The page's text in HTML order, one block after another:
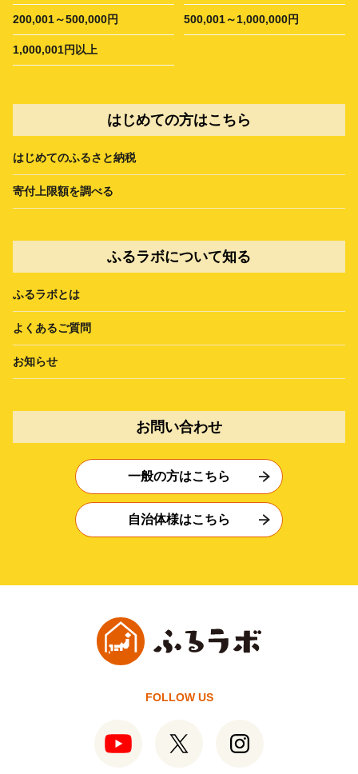
200,001～500,000円 500,001～1,000,000円
1,000,001円以上
はじめての方はこちら
はじめてのふるさと納税
寄付上限額を調べる
ふるラボについて知る
ふるラボとは
よくあるご質問
お知らせ
お問い合わせ
一般の方はこちら
自治体様はこちら
FOLLOW US